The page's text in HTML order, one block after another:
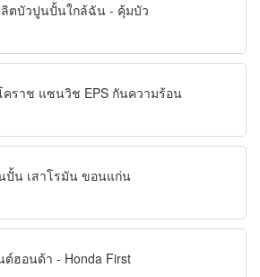
ลิตบัวปูนปั้นใกล้ฉัน - คุ้มบัว
คราช แซนวิช EPS กันความร้อน
ปั้น เสาโรมัน ขอนแก่น
ฮอนด้า - Honda First